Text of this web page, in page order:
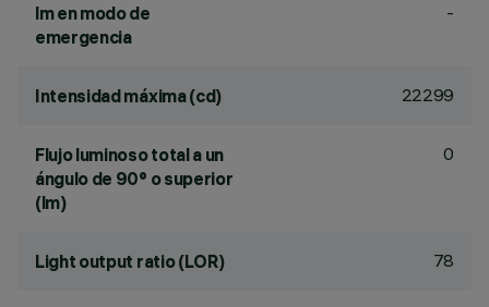
lm en modo de
emergencia
-
Intensidad máxima (cd) 22299
Flujo luminoso total a un
ángulo de 90° o superior
(lm)
0
Light output ratio (LOR) 78